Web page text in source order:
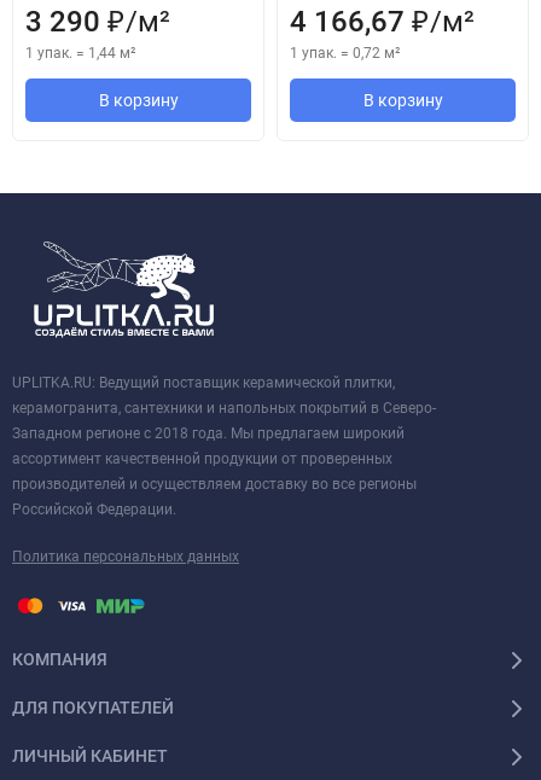
3 290 ₽/м²
1 упак. = 1,44 м²
В корзину
4 166,67 ₽/м²
1 упак. = 0,72 м²
В корзину
UPLITKA.RU: Ведущий поставщик керамической плитки,
керамогранита, сантехники и напольных покрытий в Северо-
Западном регионе с 2018 года. Мы предлагаем широкий
ассортимент качественной продукции от проверенных
производителей и осуществляем доставку во все регионы
Российской Федерации.
Политика персональных данных
КОМПАНИЯ
ДЛЯ ПОКУПАТЕЛЕЙ
ЛИЧНЫЙ КАБИНЕТ